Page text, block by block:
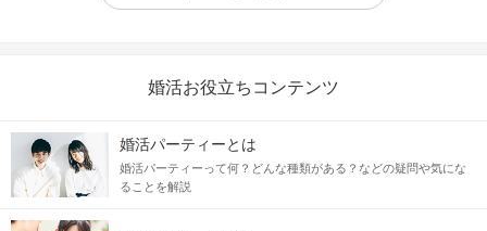
婚活お役立ちコンテンツ
婚活パーティーとは
婚活パーティーって何？どんな種類がある？などの疑問や気にな
ることを解説